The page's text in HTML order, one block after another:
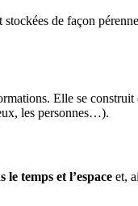
de façon
Elle se
les personnes…).
le temps et l’espace et,